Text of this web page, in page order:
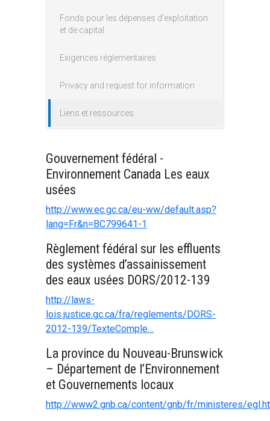
Gouvernement fédéral -
Environnement Canada Les eaux
usées
http://www.ec.gc.ca/eu-ww/default.asp?
lang=Fr&n=BC799641-1
Règlement fédéral sur les effluents
des systèmes d’assainissement
des eaux usées DORS/2012-139
http://laws-
lois.justice.gc.ca/fra/reglements/DORS-
2012-139/TexteComple…
La province du Nouveau-Brunswick
– Département de l’Environnement
et Gouvernements locaux
http://www2.gnb.ca/content/gnb/fr/ministeres/
Fonds pour les dépenses d’exploitation
et de capital
Exigences réglementaires
Privacy and request for information
Liens et ressources